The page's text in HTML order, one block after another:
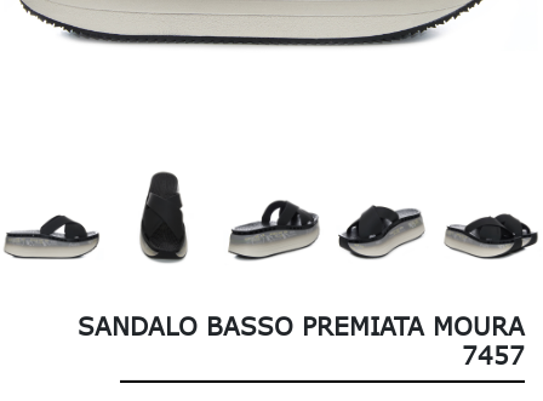
SANDALO BASSO PREMIATA MOURA
7457